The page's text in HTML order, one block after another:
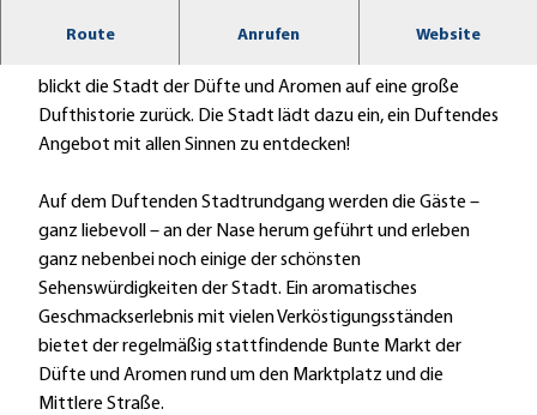
t
m
a
k
e
t
i
n
g
H
o
Route Anrufen Website
Die Welt der Düfte und Aromen in Holzminden
blickt die Stadt der Düfte und Aromen auf eine große
Dufthistorie zurück. Die Stadt lädt dazu ein, ein Duftendes
Angebot mit allen Sinnen zu entdecken!
Auf dem Duftenden Stadtrundgang werden die Gäste –
ganz liebevoll – an der Nase herum geführt und erleben
ganz nebenbei noch einige der schönsten
Sehenswürdigkeiten der Stadt. Ein aromatisches
Geschmackserlebnis mit vielen Verköstigungsständen
bietet der regelmäßig stattfindende Bunte Markt der
Düfte und Aromen rund um den Marktplatz und die
Mittlere Straße.